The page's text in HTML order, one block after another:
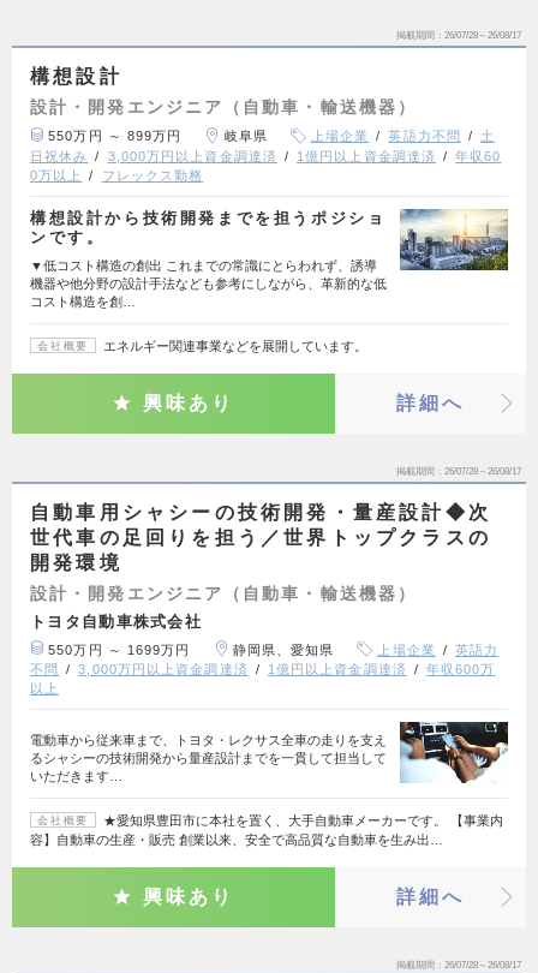
掲載期間 26/07/28～26/08/17
構想設計
設計・開発エンジニア（自動車・輸送機器）
550万円 ～ 899万円 岐阜県 上場企業 英語力不問
土
日祝休み
3,000万円以上資金調達済 1億円以上資金調達済
年収60
0万以上
フレックス勤務
構想設計から技術開発までを担うポジショ
ンです。
▼低コスト構造の創出 これまでの常識にとらわれず、誘導
機器や他分野の設計手法なども参考にしながら、革新的な低
コスト構造を創…
会社概要 エネルギー関連事業などを展開しています。
興味あり 詳細へ
掲載期間 26/07/28～26/08/17
自動車用シャシーの技術開発・量産設計◆次
世代車の足回りを担う／世界トップクラスの
開発環境
設計・開発エンジニア（自動車・輸送機器）
トヨタ自動車株式会社
550万円 ～ 1699万円 静岡県、愛知県 上場企業
英語力
不問
3,000万円以上資金調達済 1億円以上資金調達済
年収600万
以上
電動車から従来車まで、トヨタ・レクサス全車の走りを支え
るシャシーの技術開発から量産設計までを一貫して担当して
いただきます…
会社概要
★愛知県豊田市に本社を置く、大手自動車メーカーです。 【事業内
容】自動車の生産・販売 創業以来、安全で高品質な自動車を生み出…
興味あり 詳細へ
掲載期間 26/07/28～26/08/17